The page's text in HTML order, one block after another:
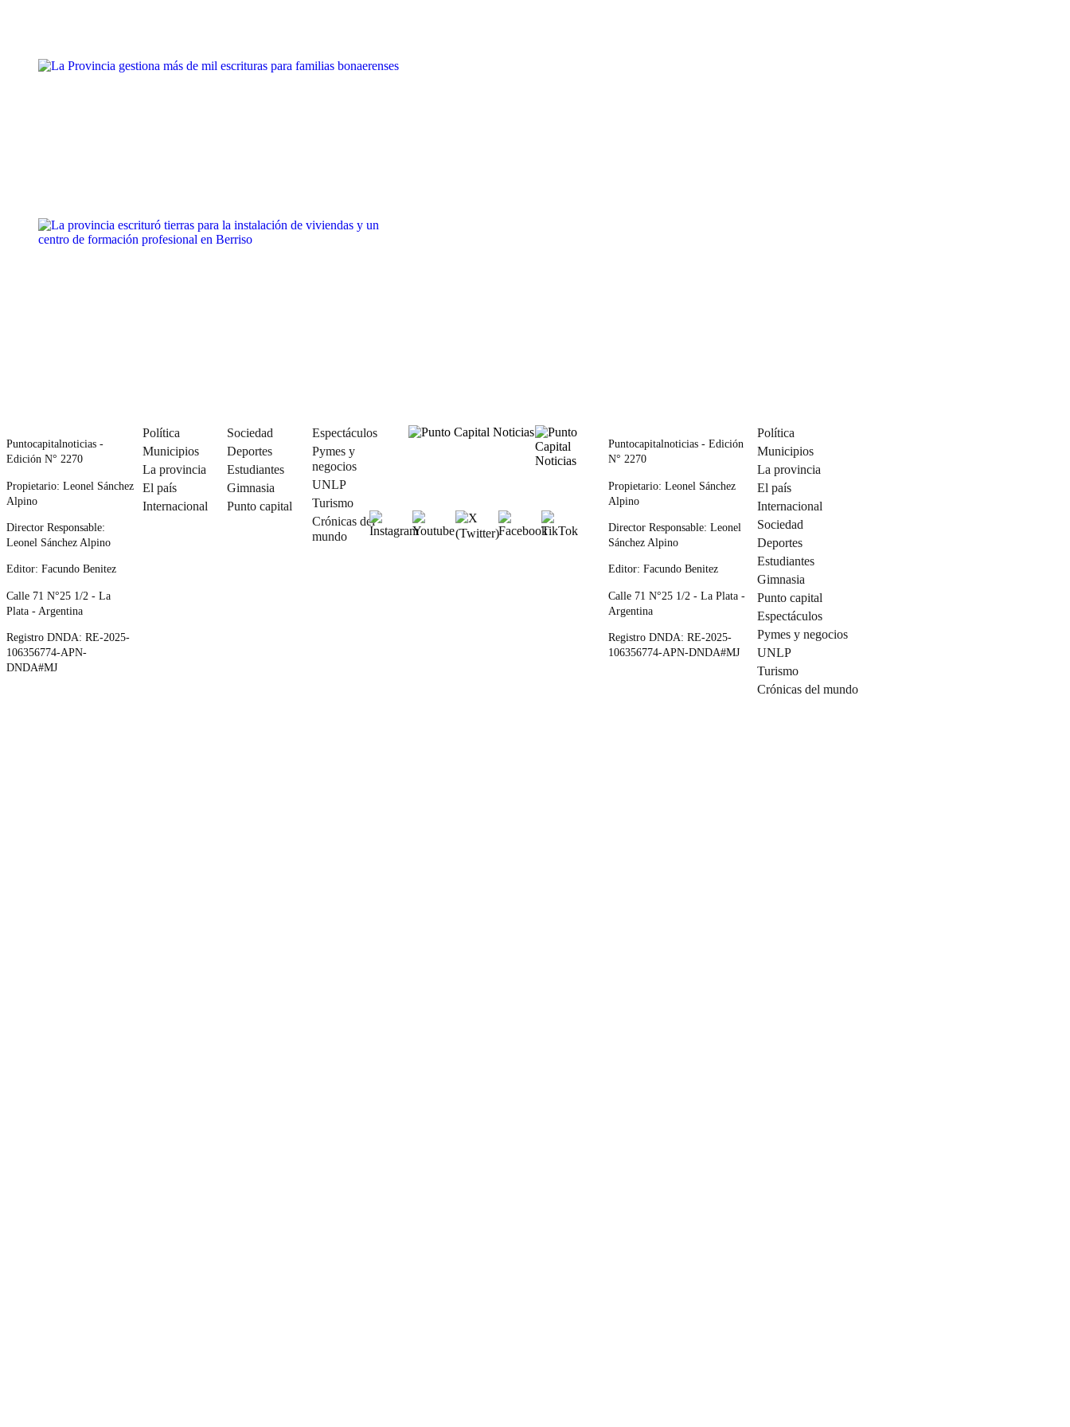
Puntocapitalnoticias -
Edición N° 2270
Propietario: Leonel Sánchez
Alpino
Director Responsable:
Leonel Sánchez Alpino
Editor: Facundo Benitez
Calle 71 N°25 1/2 - La
Plata - Argentina
Registro DNDA: RE-2025-
106356774-APN-
DNDA#MJ
Política
Municipios
La provincia
El país
Internacional
Sociedad
Deportes
Estudiantes
Gimnasia
Punto capital
Espectáculos
Pymes y
negocios
UNLP
Turismo
Crónicas del
mundo
Puntocapitalnoticias - Edición
N° 2270
Propietario: Leonel Sánchez
Alpino
Director Responsable: Leonel
Sánchez Alpino
Editor: Facundo Benitez
Calle 71 N°25 1/2 - La Plata -
Argentina
Registro DNDA: RE-2025-
106356774-APN-DNDA#MJ
Política
Municipios
La provincia
El país
Internacional
Sociedad
Deportes
Estudiantes
Gimnasia
Punto capital
Espectáculos
Pymes y negocios
UNLP
Turismo
Crónicas del mundo